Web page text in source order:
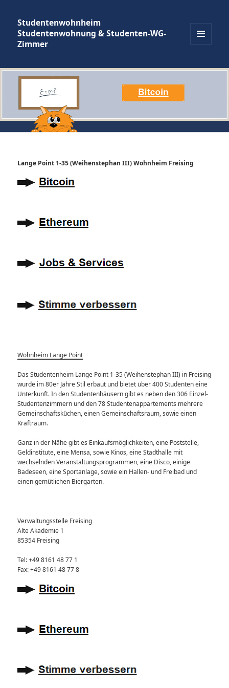
Studentenwohnheim
Studentenwohnung & Studenten-WG-
Zimmer
Lange Point 1-35 (Weihenstephan III) Wohnheim Freising
Wohnheim Lange Point
Das Studentenheim Lange Point 1-35 (Weihenstephan III) in Freising
wurde im 80er Jahre Stil erbaut und bietet über 400 Studenten eine
Unterkunft. In den Studentenhäusern gibt es neben den 306 Einzel-
Studentenzimmern und den 78 Studentenappartements mehrere
Gemeinschaftsküchen, einen Gemeinschaftsraum, sowie einen
Kraftraum.
Ganz in der Nähe gibt es Einkaufsmöglichkeiten, eine Poststelle,
Geldinstitute, eine Mensa, sowie Kinos, eine Stadthalle mit
wechselnden Veranstaltungsprogrammen, eine Disco, einige
Badeseen, eine Sportanlage, sowie ein Hallen- und Freibad und
einen gemütlichen Biergarten.
Verwaltungsstelle Freising
Alte Akademie 1
85354 Freising
Tel: +49 8161 48 77 1
Fax: +49 8161 48 77 8